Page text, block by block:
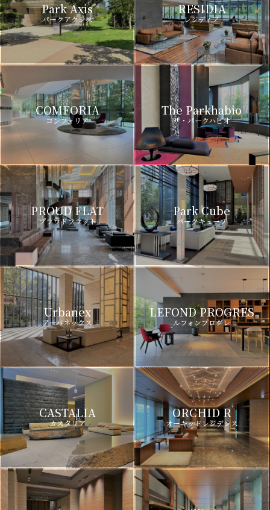
Park Axis
パークアクシス
RESIDIA
レジディア
COMFORIA
コンフォリア
The Parkhabio
ザ・パークハビオ
PROUD FLAT
プラウドフラット
Park Cube
パークキューブ
Urbanex
アーバネックス
LEFOND PROGRES
ルフォンプログレ
CASTALIA
カスタリア
ORCHID R
オーキッドレジデンス